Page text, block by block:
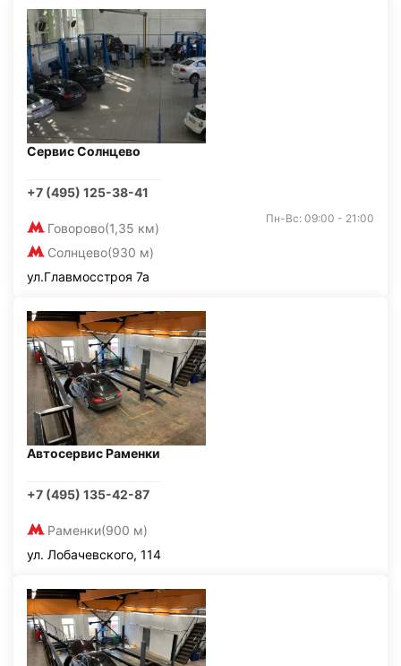
Сервис Солнцево
+7 (495) 125-38-41
Говорово(1,35 км)
Солнцево(930 м)
Пн-Вс: 09:00 - 21:00
ул.Главмосстроя 7а
Автосервис Раменки
+7 (495) 135-42-87
Раменки(900 м)
ул. Лобачевского, 114